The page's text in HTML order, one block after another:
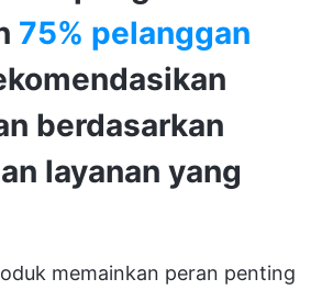
75% pelanggan
berdasarkan
layanan yang
memainkan peran penting